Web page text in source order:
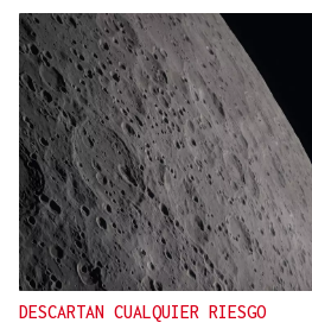
DESCARTAN CUALQUIER RIESGO